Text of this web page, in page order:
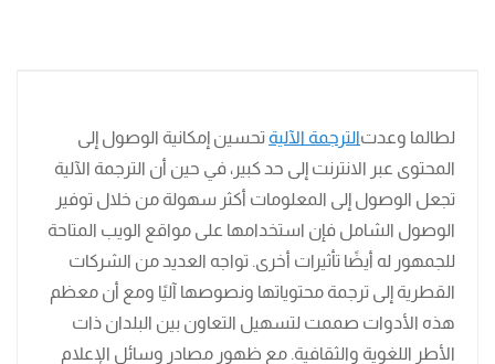
لطالما وعدتالترجمة الآلية تحسين إمكانية الوصول إلى
المحتوى عبر الانترنت إلى حد كبير، في حين أن الترجمة الآلية
تجعل الوصول إلى المعلومات أكثر سهولة من خلال توفير
الوصول الشامل فإن استخدامها على مواقع الويب المتاحة
للجمهور له أيضًا تأثيرات أخرى. تواجه العديد من الشركات
القطرية إلى ترجمة محتوياتها ونصوصها آليًا ومع أن معظم
هذه الأدوات صممت لتسهيل التعاون بين البلدان ذات
الأطر اللغوية والثقافية. مع ظهور مصادر وسائل الإعلام